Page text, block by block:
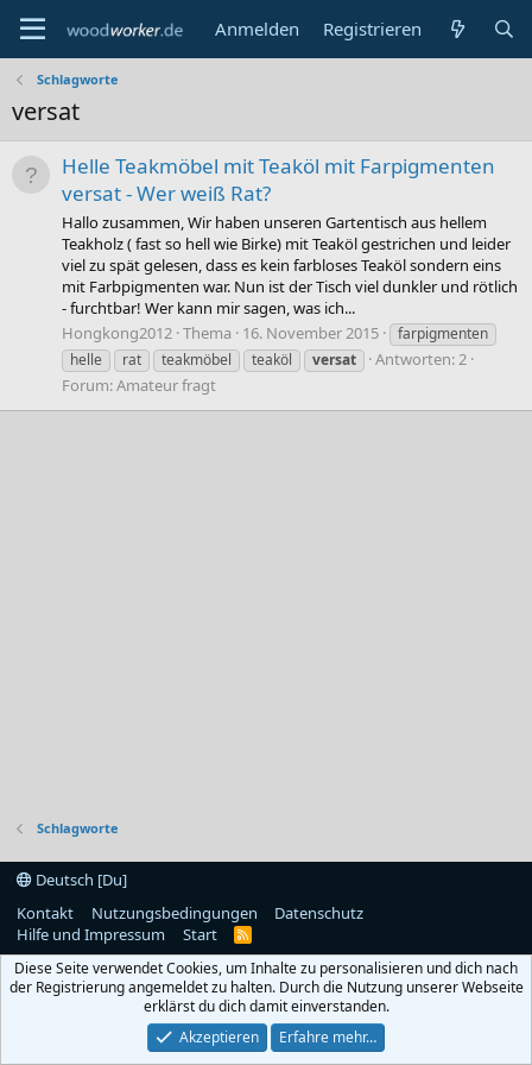
Anmelden Registrieren
Schlagworte
versat
Helle Teakmöbel mit Teaköl mit Farpigmenten
versat - Wer weiß Rat?
Hallo zusammen, Wir haben unseren Gartentisch aus hellem
Teakholz ( fast so hell wie Birke) mit Teaköl gestrichen und leider
viel zu spät gelesen, dass es kein farbloses Teaköl sondern eins
mit Farbpigmenten war. Nun ist der Tisch viel dunkler und rötlich
- furchtbar! Wer kann mir sagen, was ich...
Hongkong2012 Thema 16. November 2015
farpigmenten
helle
rat teakmöbel teaköl versat
Antworten: 2
Forum:Amateur fragt
Schlagworte
Deutsch [Du]
Kontakt
Nutzungsbedingungen
Datenschutz
Hilfe und Impressum
Start
R
S
Diese Seite verwendet Cookies, um Inhalte zu personalisieren und dich nach
der Registrierung angemeldet zu halten. Durch die Nutzung unserer Webseite
erklärst du dich damit einverstanden.
Akzeptieren
Erfahre mehr…